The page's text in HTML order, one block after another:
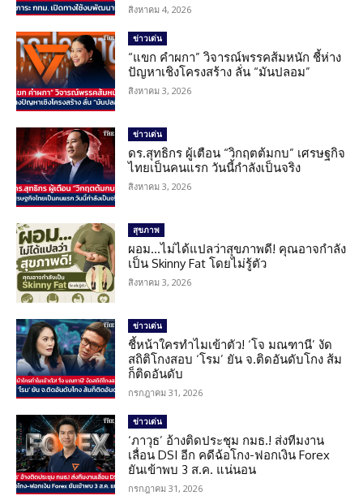
สิงหาคม 4, 2026
ข่าวเด่น
“แขก คำผกา” วิจารณ์พรรคส้มหนัก ชี้ห่าง
ปัญหาเชิงโครงสร้าง ลั่น “มันปลอม”
สิงหาคม 3, 2026
ข่าวเด่น
ดร.สุทธิกร ผู้เตือน “วิกฤตต้มกบ” เศรษฐกิจ
ไทยเป็นคนแรก วันนี้กำลังเป็นจริง
สิงหาคม 3, 2026
สุขภาพ
ผอม…ไม่ได้แปลว่าสุขภาพดี! คุณอาจกำลัง
เป็น Skinny Fat โดยไม่รู้ตัว
สิงหาคม 3, 2026
ข่าวเด่น
ชี้หน้าใครทำไมเข้าตัว! ‘โจ มณฑานี’ งัด
สถิติโกงสอบ ‘โรม’ ยัน จ.ติดอันดับโกง ส้ม
ก็ติดอันดับ
กรกฎาคม 31, 2026
ข่าวเด่น
‘ภาวุธ’ อ้างติดประชุม กมธ.! ส่งทีมงาน
เลื่อน DSI อีก คดีฉ้อโกง-ฟอกเงิน Forex
ยันเข้าพบ 3 ส.ค. แน่นอน
กรกฎาคม 31, 2026